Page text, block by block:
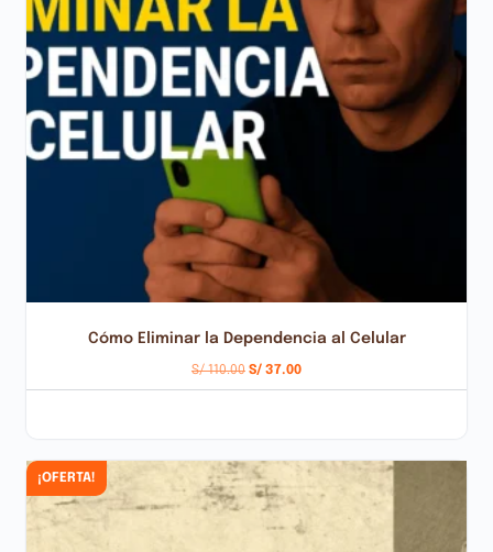
Cómo Eliminar la Dependencia al Celular
S/110.00 S/ 37.00
¡OFERTA!